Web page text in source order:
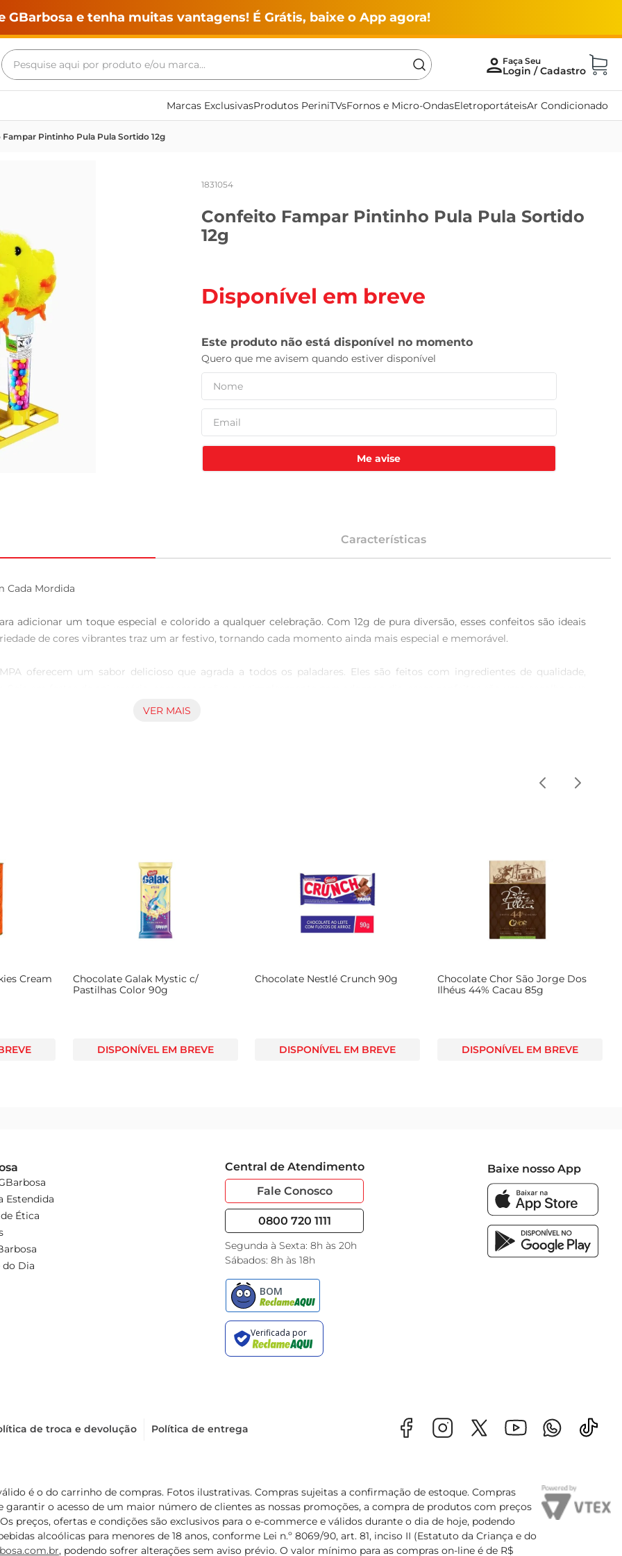
GBarbosa e tenha muitas vantagens! É Grátis, baixe o App agora!
Pesquise aqui por produto e/ou marca...
Marcas ExclusivasProdutos PeriniTVsFornos e Micro-OndasEletroportáteisAr Condicionado
Pintinho Pula Pula Sortido 12g
1831054
Confeito Fampar Pintinho Pula Pula Sortido
12g
Disponível em breve
Me avise
Características
Cada Mordida
adicionar um toque especial e colorido a qualquer celebração. Com 12g de pura diversão, esses confeitos são ideais
de cores vibrantes traz um ar festivo, tornando cada momento ainda mais especial e memorável.
oferecem um sabor delicioso que agrada a todos os paladares. Eles são feitos com ingredientes de qualidade,
é prático e fácil de armazenar. Ideal para quem buscauma solução rápida e eficaz para dar um novo ar às suas
VER MAIS
Cream
Chocolate Galak Mystic c/
Pastilhas Color 90g
DISPONÍVEL EM BREVE
Chocolate Nestlé Crunch 90g
DISPONÍVEL EM BREVE
Chocolate Chor São Jorge Dos
Ilhéus 44% Cacau 85g
DISPONÍVEL EM BREVE
Estendida
Ética
do Dia
Central de Atendimento
Fale Conosco
0800 720 1111
Segunda à Sexta: 8h às 20h
Sábados: 8h às 18h
Baixe nosso App
de troca e devolução Política de entrega
é o do carrinho de compras. Fotos ilustrativas. Compras sujeitas a confirmação de estoque. Compras
garantir o acesso de um maior número de clientes as nossas promoções, a compra de produtos com preços
preços, ofertas e condições são exclusivos para o e-commerce e válidos durante o dia de hoje, podendo
alcoólicas para menores de 18 anos, conforme Lei n.º 8069/90, art. 81, inciso II (Estatuto da Criança e do
, podendo sofrer alterações sem aviso prévio. O valor mínimo para as compras on-line é de R$
Termos mais buscados
maquina lavar
vinho
leite pó
tv